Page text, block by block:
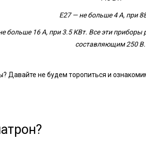
E27 — не больше 4 А, при
больше 16 А, при 3.5 КВт. Все эти
составляющим 250 В.
Давайте не будем торопиться и